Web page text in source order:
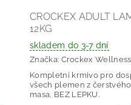
CROCKEX ADULT
12KG
skladem do 3-7 dní
Značka: Crockex Wellness
Kompletní krmivo pro
všech plemen z
masa, BEZ LEPKU.